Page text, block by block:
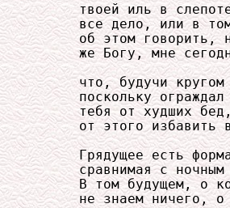
твоей иль в
все дело, или в
об этом говорить,
же Богу, мне
что, будучи кругом
поскольку ограждал
тебя от худших
от этого избавить
Грядущее есть
сравнимая с ночным
В том будущем, о
не знаем ничего, о